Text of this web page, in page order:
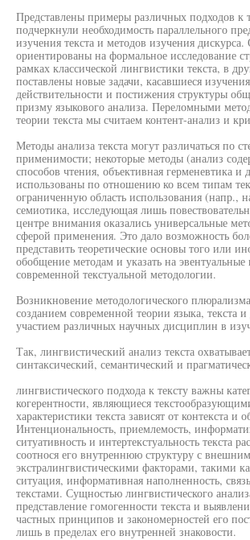
Представлены примеры различных подходов к
подчеркнули необходимость параллельного
изучения текста и методов изучения
ориентированы на формальное исследование
рамках классической лингвистики текста, в
поставлены новые задачи, касавшиеся
действительности и постижения структуры
призму языкового анализа. Переломными
теории текста мы считаем контент-анализ и
Методы анализа текста могут различаться по
применимости; некоторые методы (анализ
способов чтения, объективная герменевтика и
использованы по отношению ко всем типам
ограниченную область использования (напр.,
семиотика, исследующая лишь
центре внимания оказались универсальные
сферой применения. Это дало возможность
представить теоретические основы того или
обобщение методам и указать на эвентуальные
современной текстуальной методологии.
Возникновение методологического
созданием современной теории языка, текста и
участием различных научных дисциплин в
Так, лингвистический анализ текста
синтаксический, семантический и
лингвистического подхода к тексту важны
когерентности, являющиеся
характеристики текста зависят от контекста и
Интенциональность, приемлемость,
ситуативность и интертекстуальность текста
соотнося его внутреннюю структуру с
экстралингвистическими факторами, такими
ситуация, информативная наполненность,
текстами. Сущностью лингвистического
представление гомогенности текста и
частных принципов и закономерностей его
лишь в пределах его внутренней знаковости.